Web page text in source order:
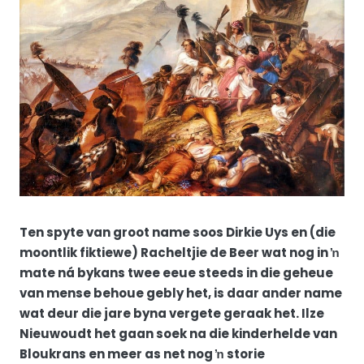
Ten spyte van groot name soos Dirkie Uys en (die
moontlik fiktiewe) Racheltjie de Beer wat nog in ŉ
mate ná bykans twee eeue steeds in die geheue
van mense behoue gebly het, is daar ander name
wat deur die jare byna vergete geraak het. Ilze
Nieuwoudt het gaan soek na die kinderhelde van
Bloukrans en meer as net nog ŉ storie